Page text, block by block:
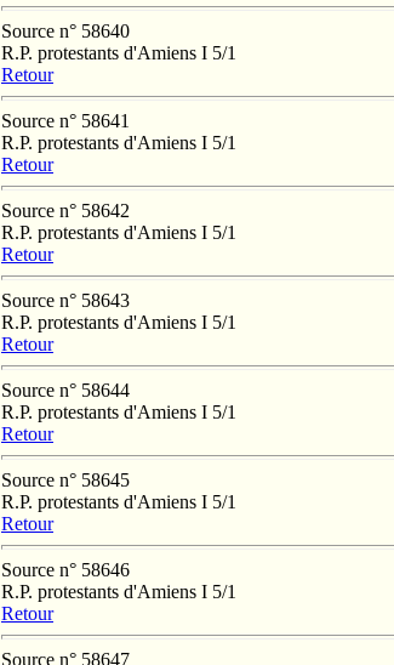
Source n° 58640
R.P. protestants d'Amiens I 5/1
Retour
Source n° 58641
R.P. protestants d'Amiens I 5/1
Retour
Source n° 58642
R.P. protestants d'Amiens I 5/1
Retour
Source n° 58643
R.P. protestants d'Amiens I 5/1
Retour
Source n° 58644
R.P. protestants d'Amiens I 5/1
Retour
Source n° 58645
R.P. protestants d'Amiens I 5/1
Retour
Source n° 58646
R.P. protestants d'Amiens I 5/1
Retour
Source n° 58647